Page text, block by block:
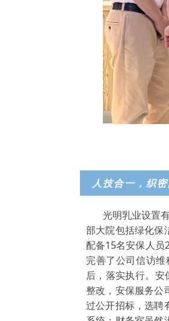
人技合一，织
光明乳业设置
部大院包括绿化保
配备15名安保人员
完善了公司信访
后，落实执行。
整改，安保服务公
过公开招标，选聘